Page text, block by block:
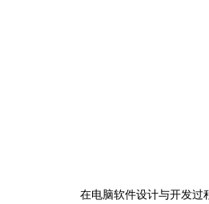
在电脑软件设计与开发过